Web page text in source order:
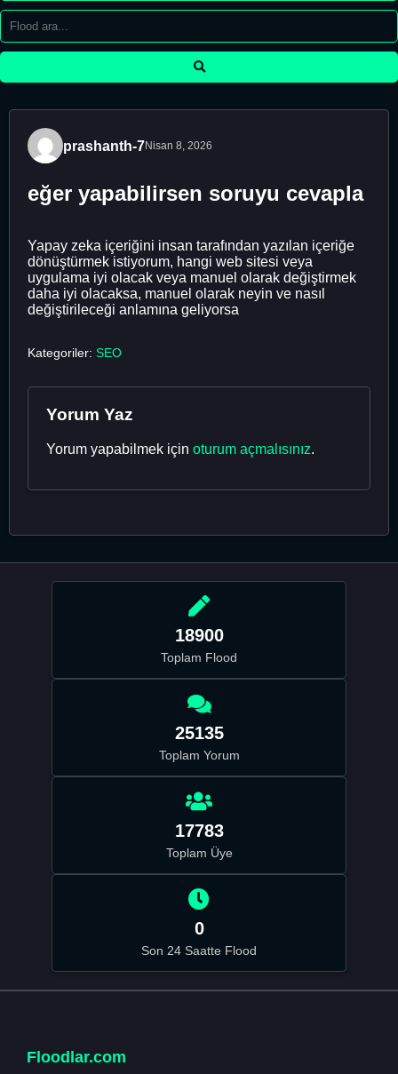
prashanth-7Nisan 8, 2026
eğer yapabilirsen soruyu cevapla
Yapay zeka içeriğini insan tarafından yazılan içeriğe
dönüştürmek istiyorum, hangi web sitesi veya
uygulama iyi olacak veya manuel olarak değiştirmek
daha iyi olacaksa, manuel olarak neyin ve nasıl
değiştirileceği anlamına geliyorsa
Kategoriler: SEO
Yorum Yaz
Yorum yapabilmek için oturum açmalısınız.
18900
Toplam Flood
25135
Toplam Yorum
17783
Toplam Üye
0
Son 24 Saatte Flood
Floodlar.com